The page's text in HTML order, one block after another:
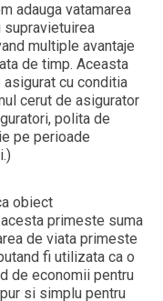
adauga vatamarea
supravietuirea
multiple avantaje
de timp. Aceasta
cu conditia
cerut de asigurator
polita de
pe perioade
obiect
primeste suma
de viata primeste
fi utilizata ca o
de economii pentru
si simplu pentru